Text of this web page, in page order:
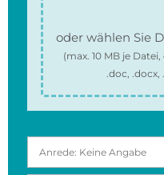
oder wählen Sie
(max. 10 MBje Datei,
.doc,